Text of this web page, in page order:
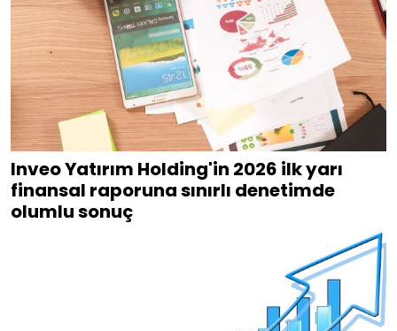
Inveo Yatırım Holding'in 2026 ilk yarı
finansal raporuna sınırlı denetimde
olumlu sonuç